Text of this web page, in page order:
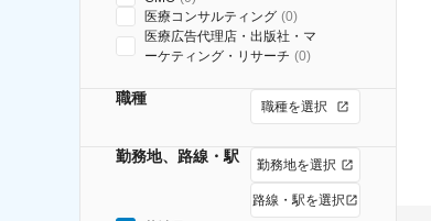
医療コンサルティング (0)
医療広告代理店・出版社・マ
ーケティング・リサーチ (0)
職種 職種を選択
勤務地、路線・駅 勤務地を選択
路線・駅を選択